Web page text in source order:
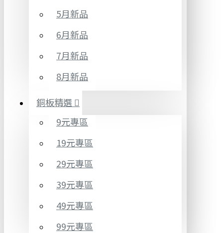
5月新品
6月新品
7月新品
8月新品
銅板精選
9元專區
19元專區
29元專區
39元專區
49元專區
99元專區